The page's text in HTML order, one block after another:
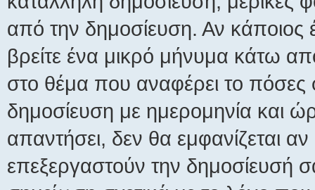
από την δημοσίευση. Αν κάποιος
βρείτε ένα μικρό μήνυμα κάτω
στο θέμα που αναφέρει το πόσες
δημοσίευση με ημερομηνία και
απαντήσει, δεν θα εμφανίζεται αν
επεξεργαστούν την δημοσίευσή